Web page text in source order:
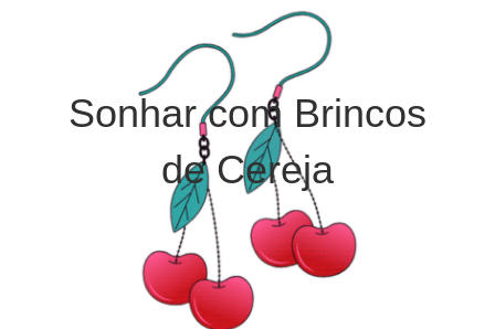
Sonhar com Brincos
de Cereja